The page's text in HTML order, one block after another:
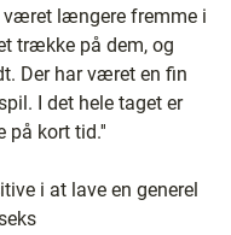
været længere fremme i
trække på dem, og
Der har været en fin
I det hele taget er
på kort tid.''
i at lave en generel